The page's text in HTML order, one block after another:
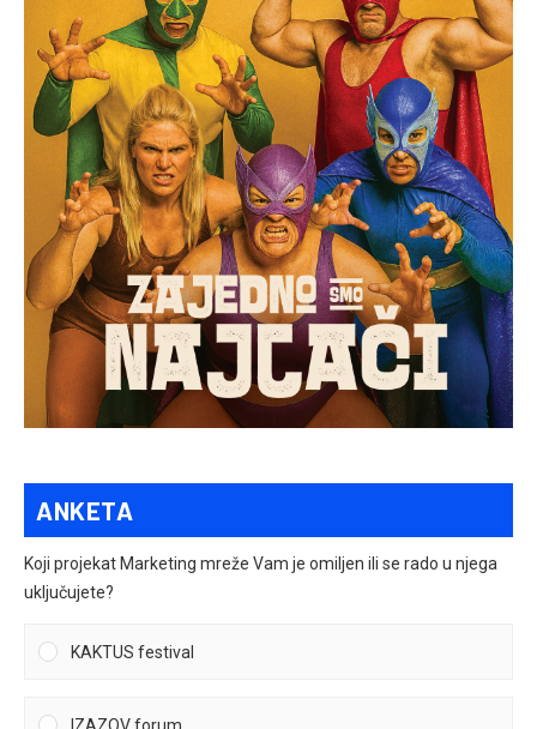
ANKETA
Koji projekat Marketing mreže Vam je omiljen ili se rado u njega
uključujete?
KAKTUS festival
IZAZOV forum